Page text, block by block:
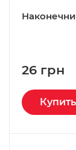
26 грн
Купить